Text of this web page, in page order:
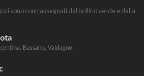
sono contrassegnati dal bollino verde e dalla